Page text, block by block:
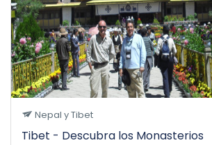
Nepal y Tibet
Tibet - Descubra los Monasterios